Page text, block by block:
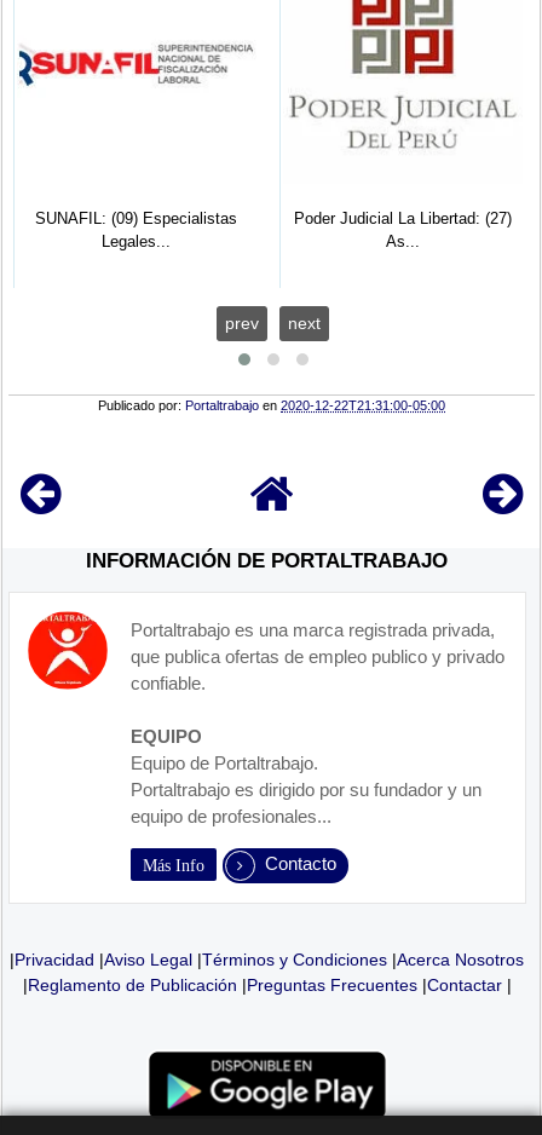
SUNAFIL: (09) Especialistas
Legales...
Poder Judicial La Libertad: (27)
As...
prev next
Publicado por: Portaltrabajo en2020-12-22T21:31:00-05:00
INFORMACIÓN DE PORTALTRABAJO
Portaltrabajo es una marca registrada privada,
que publica ofertas de empleo publico y privado
confiable.
EQUIPO
Equipo de Portaltrabajo.
Portaltrabajo es dirigido por su fundador y un
equipo de profesionales...
Más Info Contacto
|Privacidad |Aviso Legal |Términos y Condiciones |Acerca Nosotros
|Reglamento de Publicación |Preguntas Frecuentes|Contactar|